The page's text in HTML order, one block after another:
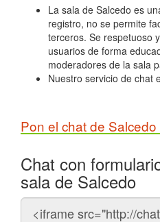
La sala de Salcedo es
registro, no se permite
terceros. Se respetuoso
usuarios de forma
moderadores de la sala
Nuestro servicio de chat
Pon el chat de
Chat con
sala de Salcedo
Código
del